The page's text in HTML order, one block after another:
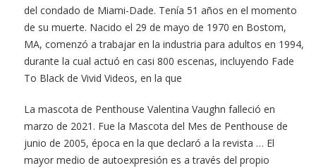
del condado de Miami-Dade. Tenía 51 años en el momento
de su muerte. Nacido el 29 de mayo de 1970 en Bostom,
MA, comenzó a trabajar en la industria para adultos en 1994,
durante la cual actuó en casi 800 escenas, incluyendo Fade
To Black de Vivid Videos, en la que
La mascota de Penthouse Valentina Vaughn falleció en
marzo de 2021. Fue la Mascota del Mes de Penthouse de
junio de 2005, época en la que declaró a la revista … El
mayor medio de autoexpresión es a través del propio